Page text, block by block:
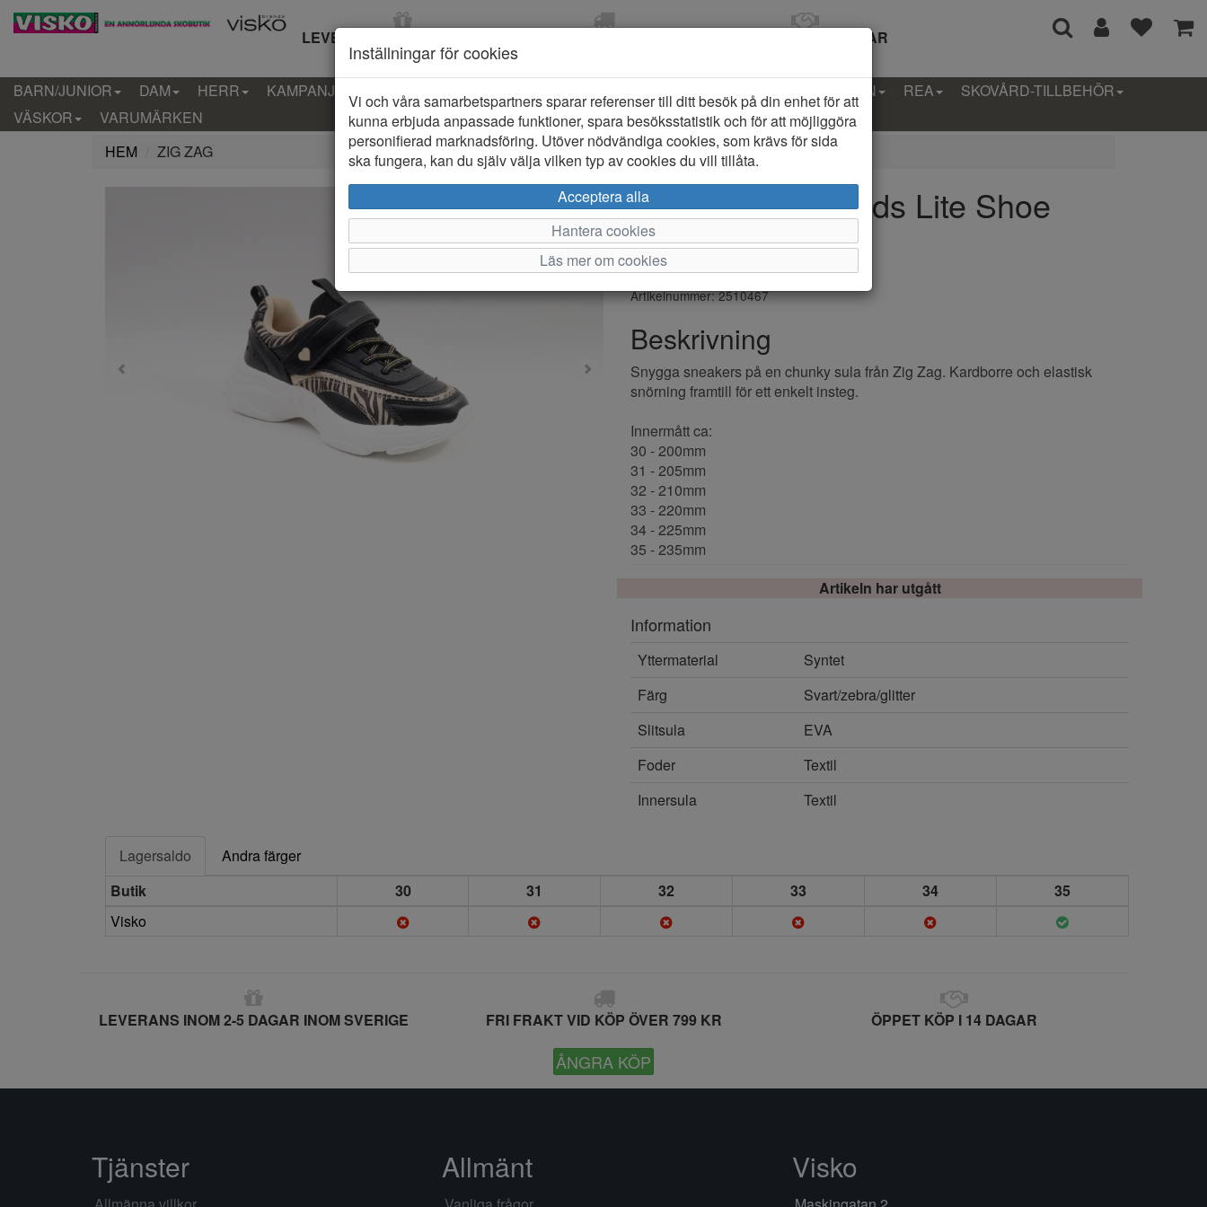
LEVERANS INOM 2-5 DAGAR ÖPPET KÖP I 14 DAGAR
BARN/JUNIOR DAM HERR KAMPANJ KLÄDER-BARN PROVKOLLEKTION REA
SKOVÅRD-TILLBEHÖR
VÄSKOR
VARUMÄRKEN
HEM
ZIG ZAG
Zig Zag Fialey Kids Lite Shoe
Sneakers Barn
Varumärke: Zig Zag
Artikelnummer: 2510467
Beskrivning
Snygga sneakers på en chunky sula från Zig Zag. Kardborre och elastisk
snörning framtill för ett enkelt insteg.
Innermått ca:
30 - 200mm
31 - 205mm
32 - 210mm
33 - 220mm
34 - 225mm
35 - 235mm
Artikeln har utgått
Information
Yttermaterial
Syntet
Färg
Svart/zebra/glitter
Slitsula
EVA
Foder
Textil
Innersula
Textil
Lagersaldo
Andra färger
Butik
30 31 32 33 34
35
Visko
LEVERANS INOM 2-5 DAGAR INOM SVERIGE FRI FRAKT VID KÖP ÖVER 799 KR ÖPPET KÖP I 14 DAGAR
ÅNGRA KÖP
Inställningar för cookies
Vi och våra samarbetspartners sparar referenser till ditt besök på din enhet för att
kunna erbjuda anpassade funktioner, spara besöksstatistik och för att möjliggöra
personifierad marknadsföring. Utöver nödvändiga cookies, som krävs för sida
ska fungera, kan du själv välja vilken typ av cookies du vill tillåta.
Acceptera alla
Hantera cookies
Läs mer om cookies
Tjänster Allmänt Visko